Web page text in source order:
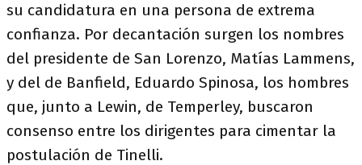
su candidatura en una persona de extrema
confianza. Por decantación surgen los nombres
del presidente de San Lorenzo, Matías Lammens,
y del de Banfield, Eduardo Spinosa, los hombres
que, junto a Lewin, de Temperley, buscaron
consenso entre los dirigentes para cimentar la
postulación de Tinelli.